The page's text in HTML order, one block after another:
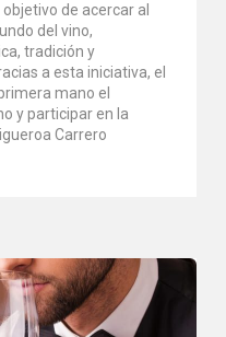
de acercar al
del vino,
tradición y
a esta iniciativa, el
mano el
y participar en la
Carrero